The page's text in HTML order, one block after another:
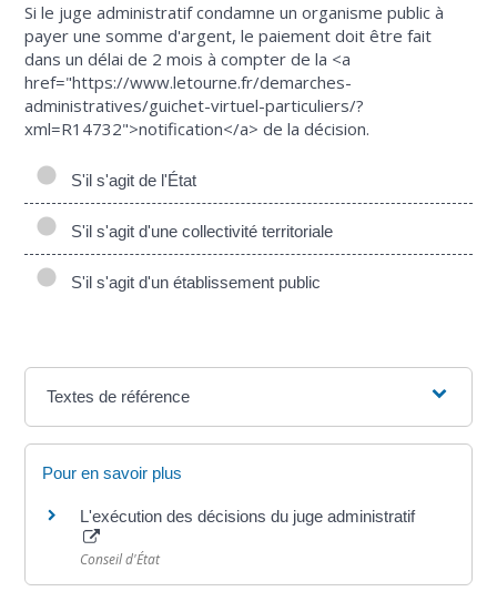
Si le juge administratif condamne un organisme public à
payer une somme d'argent, le paiement doit être fait
dans un délai de 2 mois à compter de la <a
href="https://www.letourne.fr/demarches-
administratives/guichet-virtuel-particuliers/?
xml=R14732">notification</a> de la décision.
S'il s'agit de l'État
S'il s'agit d'une collectivité territoriale
S'il s'agit d'un établissement public
Textes de référence
Pour en savoir plus
L'exécution des décisions du juge administratif
Conseil d'État